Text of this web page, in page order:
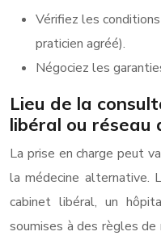
Vérifiez les
praticien agréé).
Négociez les
Lieu de la
libéral ou réseau
La prise en charge peut
la médecine alternative.
cabinet libéral, un
soumises à des règles